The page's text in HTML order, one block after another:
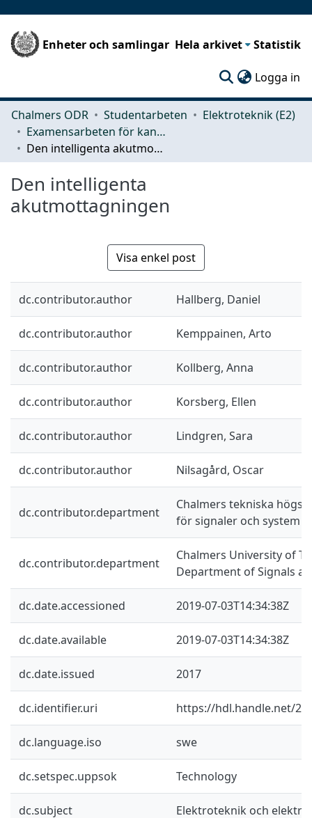
Enheter och samlingar Hela arkivet Statistik
Logga in
Chalmers ODR Studentarbeten
Elektroteknik (E2)
Examensarbeten för kandidatexamen
Den intelligenta akutmottagningen
Den intelligenta
akutmottagningen
Visa enkel post
dc.contributor.author Hallberg, Daniel
dc.contributor.author Kemppainen, Arto
dc.contributor.author Kollberg, Anna
dc.contributor.author Korsberg, Ellen
dc.contributor.author Lindgren, Sara
dc.contributor.author Nilsagård, Oscar
dc.contributor.department
Chalmers tekniska
för signaler och system
dc.contributor.department
Chalmers University of
Department of Signals
dc.date.accessioned 2019-07-03T14:34:38Z
dc.date.available 2019-07-03T14:34:38Z
dc.date.issued 2017
dc.identifier.uri https://hdl.handle.net/
dc.language.iso swe
dc.setspec.uppsok Technology
dc.subject Elektroteknik och